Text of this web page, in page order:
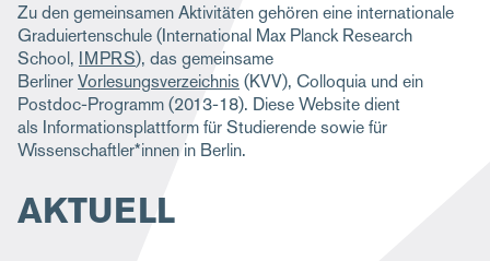
Zu den gemeinsamen Aktivitäten gehören eine internationale
Graduiertenschule (International Max Planck Research
School, IMPRS), das gemeinsame
BerlinerVorlesungsverzeichnis (KVV), Colloquia und ein
Postdoc-Programm (2013-18). Diese Website dient
als Informationsplattform für Studierende sowie für
Wissenschaftler*innen in Berlin.
AKTUELL